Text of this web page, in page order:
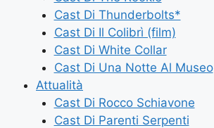
Cast Di Thunderbolts*
Cast Di Il Colibrì (film)
Cast Di White Collar
Cast Di Una Notte Al Museo
Attualità
Cast Di Rocco Schiavone
Cast Di Parenti Serpenti